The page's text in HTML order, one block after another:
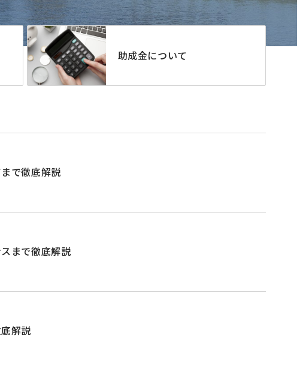
助成金について
で徹底解説
まで徹底解説
解説